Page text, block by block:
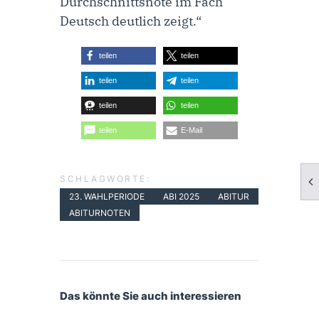
Deutsch deutlich zeigt.“
teilen teilen
teilen teilen
teilen teilen
teilen E-Mail
SCHLAGWORTE:
23. WAHLPERIODE
ABI 2025
ABITUR
ABITURNOTEN
Das könnte Sie auch interessieren